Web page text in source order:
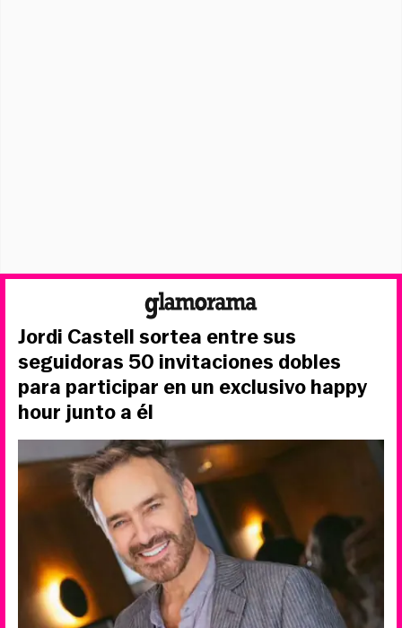
Jordi Castell sortea entre sus
seguidoras 50 invitaciones dobles
para participar en un exclusivo happy
hour junto a él